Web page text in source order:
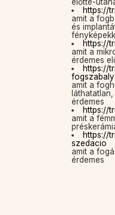
https://
amit a
és
https://
amit a
érdemes
https://
amit a
érdemes
https://
amit a
https://
szedacio
amit a
érdemes